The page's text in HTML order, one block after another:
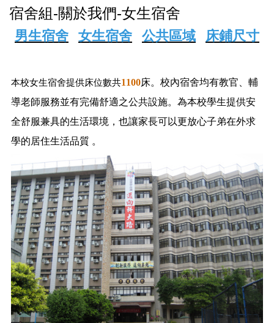
宿舍組-關於我們-女生宿舍
男生宿舍 女生宿舍 公共區域 床鋪尺寸
本校女生宿舍提供床位數共1100床。校內宿舍均有教官、輔
導老師服務並有完備舒適之公共設施。為本校學生提供安
全舒服兼具的生活環境，也讓家長可以更放心子弟在外求
學的居住生活品質 。